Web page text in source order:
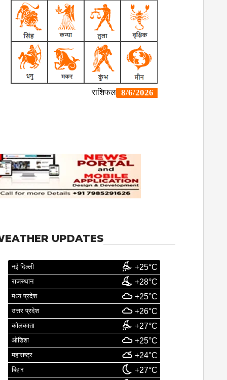
UPDATES
नई दिल्ली +25°C
राजस्थान +28°C
मध्य प्रदेश +25°C
उत्तर प्रदेश +26°C
कोलकाता +27°C
ओडिशा +25°C
महाराष्ट्र +24°C
बिहार +27°C